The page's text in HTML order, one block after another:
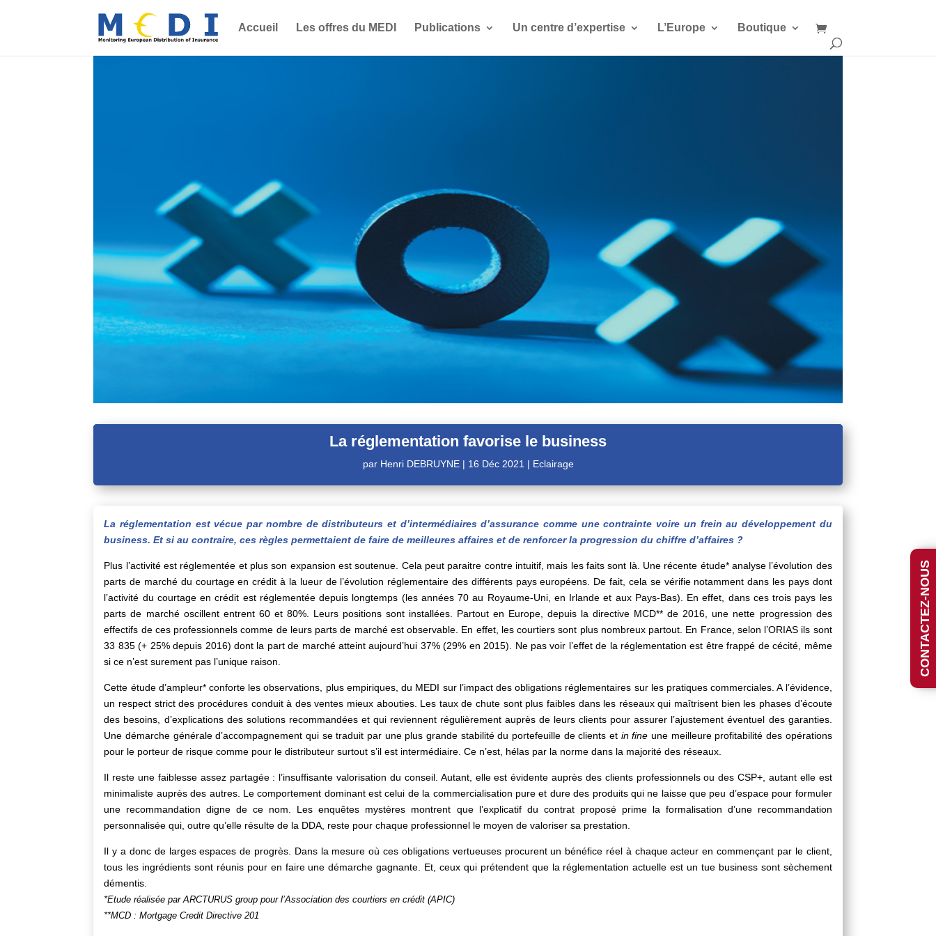
Accueil Les offres du MEDI Publications Un centre d’expertise L’Europe Boutique
La réglementation favorise le business
par Henri DEBRUYNE| 16 Déc 2021 | Eclairage
La réglementation est vécue par nombre de distributeurs et d’intermédiaires d’assurance comme une contrainte voire un frein au développement du
business. Et si au contraire, ces règles permettaient de faire de meilleures affaires et de renforcer la progression du chiffre d’affaires ?
Plus l’activité est réglementée et plus son expansion est soutenue. Cela peut paraitre contre intuitif, mais les faits sont là. Une récente étude* analyse l’évolution des
parts de marché du courtage en crédit à la lueur de l’évolution réglementaire des différents pays européens. De fait, cela se vérifie notamment dans les pays dont
l’activité du courtage en crédit est réglementée depuis longtemps (les années 70 au Royaume-Uni, en Irlande et aux Pays-Bas). En effet, dans ces trois pays les
parts de marché oscillent entrent 60 et 80%. Leurs positions sont installées. Partout en Europe, depuis la directive MCD** de 2016, une nette progression des
effectifs de ces professionnels comme de leurs parts de marché est observable. En effet, les courtiers sont plus nombreux partout. En France, selon l’ORIAS ils sont
33 835 (+ 25% depuis 2016) dont la part de marché atteint aujourd’hui 37% (29% en 2015). Ne pas voir l’effet de la réglementation est être frappé de cécité, même
si ce n’est surement pas l’unique raison.
Cette étude d’ampleur* conforte les observations, plus empiriques, du MEDI sur l’impact des obligations réglementaires sur les pratiques commerciales. A l’évidence,
un respect strict des procédures conduit à des ventes mieux abouties. Les taux de chute sont plus faibles dans les réseaux qui maîtrisent bien les phases d’écoute
des besoins, d’explications des solutions recommandées et qui reviennent régulièrement auprès de leurs clients pour assurer l’ajustement éventuel des garanties.
Une démarche générale d’accompagnement qui se traduit par une plus grande stabilité du portefeuille de clients et in fine une meilleure profitabilité des opérations
pour le porteur de risque comme pour le distributeur surtout s’il est intermédiaire. Ce n’est, hélas par la norme dans la majorité des réseaux.
Il reste une faiblesse assez partagée : l’insuffisante valorisation du conseil. Autant, elle est évidente auprès des clients professionnels ou des CSP+, autant elle est
minimaliste auprès des autres. Le comportement dominant est celui de la commercialisation pure et dure des produits qui ne laisse que peu d’espace pour formuler
une recommandation digne de ce nom. Les enquêtes mystères montrent que l’explicatif du contrat proposé prime la formalisation d’une recommandation
personnalisée qui, outre qu’elle résulte de la DDA, reste pour chaque professionnel le moyen de valoriser sa prestation.
Il y a donc de larges espaces de progrès. Dans la mesure où ces obligations vertueuses procurent un bénéfice réel à chaque acteur en commençant par le client,
tous les ingrédients sont réunis pour en faire une démarche gagnante. Et, ceux qui prétendent que la réglementation actuelle est un tue business sont sèchement
démentis.
*Etude réalisée par ARCTURUS group pour l’Association des courtiers en crédit (APIC)
**MCD : Mortgage Credit Directive 201
CONTACTEZ-NOUS